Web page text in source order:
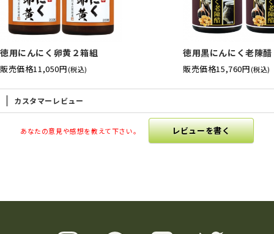
徳用にんにく卵黄２箱組
販売価格11,050円(税込)
徳用黒にんにく老陳
販売価格15,760円(税込)
カスタマーレビュー
あなたの意見や感想を教えて下さい。 レビューを書く